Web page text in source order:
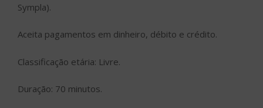
Sympla).
Aceita pagamentos em dinheiro, débito e crédito.
Classificação etária: Livre.
Duração: 70 minutos.